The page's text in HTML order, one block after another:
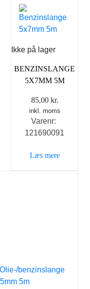
Ikke på lager
BENZINSLANGE
5X7MM 5M
85,00 kr.
inkl. moms
Varenr:
121690091
Læs mere